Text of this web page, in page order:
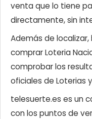
venta que lo tiene
directamente, sin
Además de localizar,
comprar Loteria
comprobar los
oficiales de Loterias
telesuerte.es es un
con los puntos de